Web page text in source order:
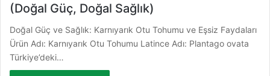
(Doğal Güç, Doğal Sağlık)
Doğal Güç ve Sağlık: Karnıyarık Otu Tohumu ve Eşsiz Faydaları
Ürün Adı: Karnıyarık Otu Tohumu Latince Adı: Plantago ovata
Türkiye’deki…